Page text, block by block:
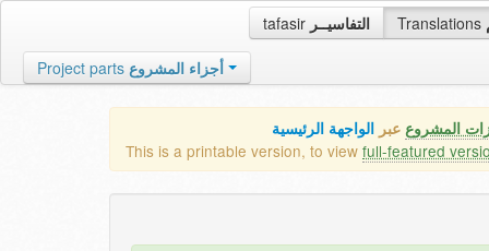
tafasir التفاسيــر Translations
Project parts أجزاء المشروع
المشروع عبر الواجهة الرئيسية
This is a printable version, to view full-featured